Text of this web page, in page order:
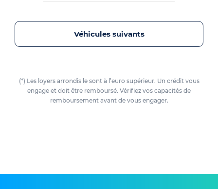
Véhicules suivants
(*) Les loyers arrondis le sont à l’euro supérieur. Un crédit vous
engage et doit être remboursé. Vérifiez vos capacités de
remboursement avant de vous engager.